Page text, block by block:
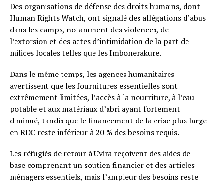
Des organisations de défense des droits humains, dont
Human Rights Watch, ont signalé des allégations d’abus
dans les camps, notamment des violences, de
l’extorsion et des actes d’intimidation de la part de
milices locales telles que les Imbonerakure.
Dans le même temps, les agences humanitaires
avertissent que les fournitures essentielles sont
extrêmement limitées, l’accès à la nourriture, à l’eau
potable et aux matériaux d’abri ayant fortement
diminué, tandis que le financement de la crise plus large
en RDC reste inférieur à 20 % des besoins requis.
Les réfugiés de retour à Uvira reçoivent des aides de
base comprenant un soutien financier et des articles
ménagers essentiels, mais l’ampleur des besoins reste